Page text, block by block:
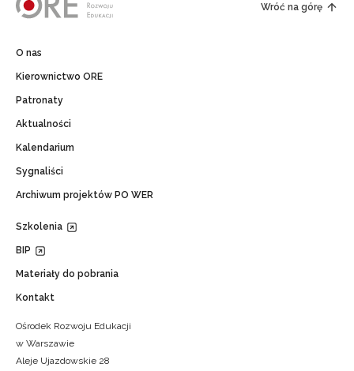
Wróć na górę
O nas
Kierownictwo ORE
Patronaty
Aktualności
Kalendarium
Sygnaliści
Archiwum projektów PO WER
Szkolenia
BIP
Materiały do pobrania
Kontakt
Ośrodek Rozwoju Edukacji
w Warszawie
Aleje Ujazdowskie 28